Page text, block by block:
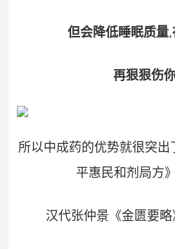
但会降低睡眠质量,
再狠狠伤
所以中成药的优势就很突出
平惠民和剂局方
汉代张仲景《金匮要略